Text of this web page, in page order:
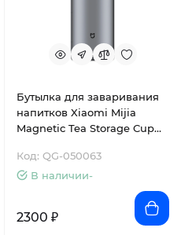
Бутылка для заваривания
напитков Xiaomi Mijia
Magnetic Tea Storage Cup
(MJTRB02PL)
Код: QG-050063
В наличии-
2300 ₽